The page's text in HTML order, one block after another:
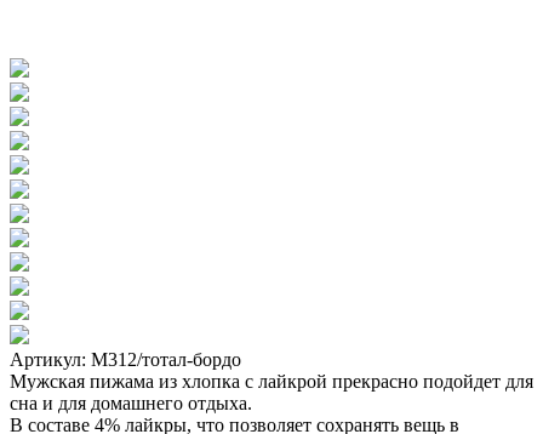
Артикул: М312/тотал-бордо
Мужская пижама из хлопка с лайкрой прекрасно подойдет для
сна и для домашнего отдыха.
В составе 4% лайкры, что позволяет сохранять вещь в